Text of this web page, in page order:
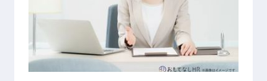
マーケティングコミュニケーション